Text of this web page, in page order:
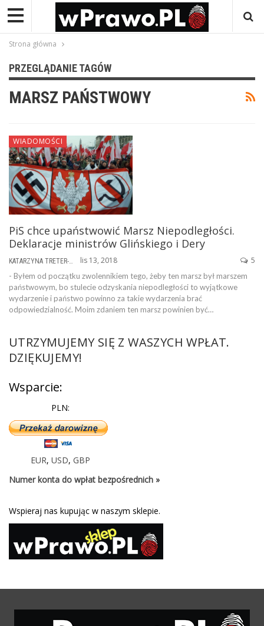
Strona główna
PRZEGLĄDANIE TAGÓW
MARSZ PAŃSTWOWY
WIADOMOŚCI
PiS chce upaństwowić Marsz Niepodległości.
Deklaracje ministrów Glińskiego i Dery
lis 13, 2018 5
- Byłem od początku zwolennikiem tego, żeby ten marsz był marszem
państwowym, bo stulecie odzyskania niepodległości to wyjątkowe
wydarzenie i państwo powinno za takie wydarzenia brać
odpowiedzialność. Moim zdaniem ten marsz powinien być…
UTRZYMUJEMY SIĘ Z WASZYCH WPŁAT.
DZIĘKUJEMY!
Wsparcie:
PLN:
EUR, USD, GBP
Numer konta do wpłat bezpośrednich »
Wspieraj nas kupując w naszym sklepie.